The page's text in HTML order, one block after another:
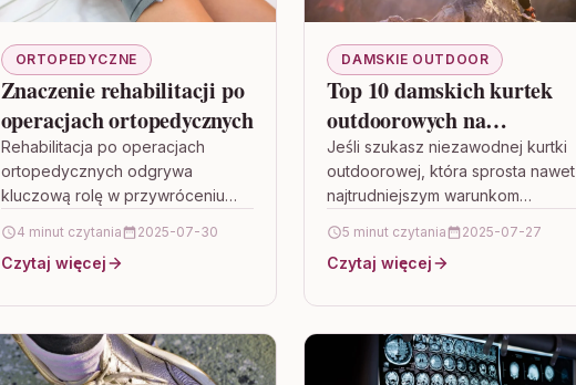
ORTOPEDYCZNE
Znaczenie rehabilitacji po
operacjach ortopedycznych
Rehabilitacja po operacjach
ortopedycznych odgrywa
kluczową rolę w przywróceniu
czasu rekonwalescencji i
zapobieganiu powikłaniom.
rehabilitacji,…
4 minut czytania 2025-07-30
Czytaj więcej
DAMSKIE OUTDOOR
Top 10 damskich kurtek
outdoorowych na
ekstremalne warunki
Jeśli szukasz niezawodnej kurtki
outdoorowej, która sprosta nawet
najtrudniejszym warunkom
właśnie dla Ciebie. W artykule
znajdziesz kompleksowe
5 minut czytania 2025-07-27
Czytaj więcej